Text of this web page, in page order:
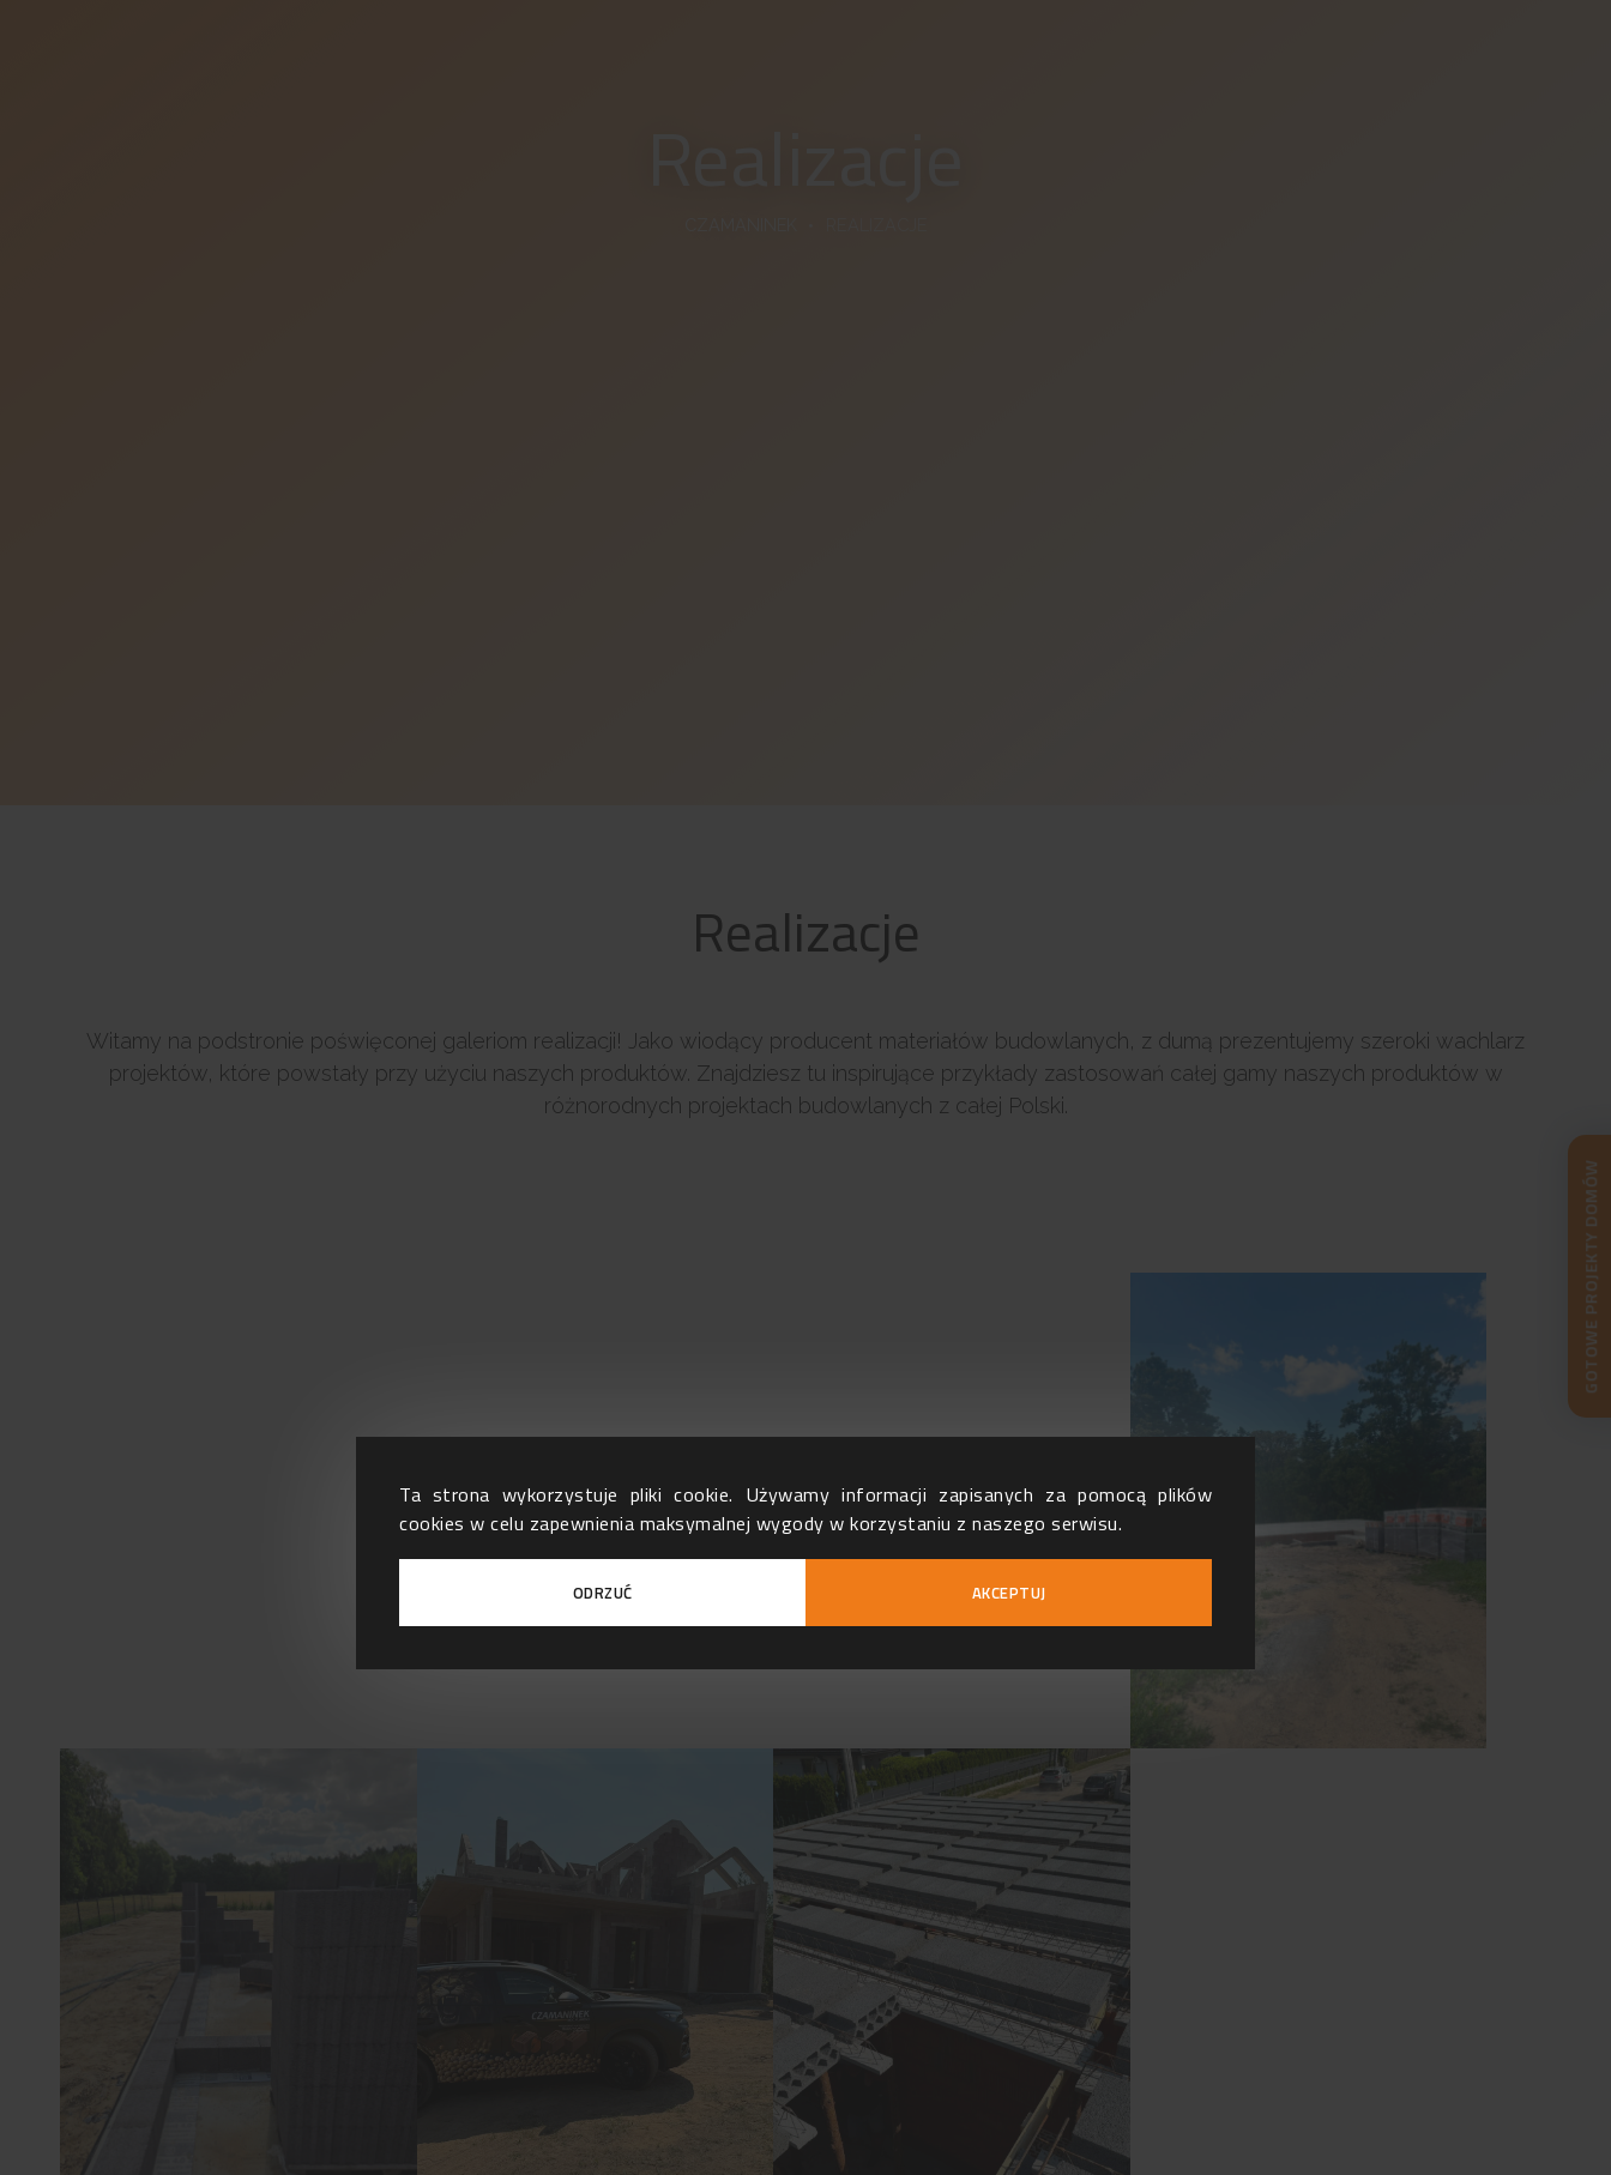
Ta strona wykorzystuje pliki cookie. Używamy informacji zapisanych za pomocą plików
cookies w celu zapewnienia maksymalnej wygody w korzystaniu z naszego serwisu.
ODRZUĆ AKCEPTUJ
Realizacje
Witamy na podstronie poświęconej galeriom realizacji! Jako wiodący producent materiałów budowlanych, z dumą prezentujemy szeroki wachlarz
projektów, które powstały przy użyciu naszych produktów. Znajdziesz tu inspirujące przykłady zastosowań całej gamy naszych produktów w
różnorodnych projektach budowlanych z całej Polski.
GOTOWE PROJEKTY DOMÓW